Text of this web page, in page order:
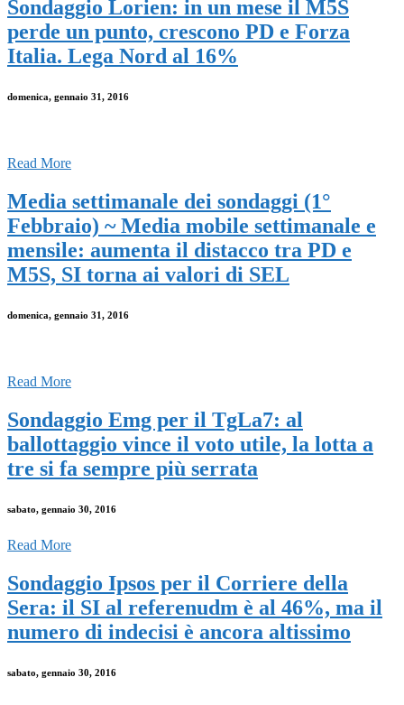
Sondaggio Lorien: in un mese il M5S
perde un punto, crescono PD e Forza
Italia. Lega Nord al 16%
domenica, gennaio 31, 2016
Read More
Media settimanale dei sondaggi (1°
Febbraio) ~ Media mobile settimanale e
mensile: aumenta il distacco tra PD e
M5S, SI torna ai valori di SEL
domenica, gennaio 31, 2016
Read More
Sondaggio Emg per il TgLa7: al
ballottaggio vince il voto utile, la lotta a
tre si fa sempre più serrata
sabato, gennaio 30, 2016
Read More
Sondaggio Ipsos per il Corriere della
Sera: il SI al referenudm è al 46%, ma il
numero di indecisi è ancora altissimo
sabato, gennaio 30, 2016